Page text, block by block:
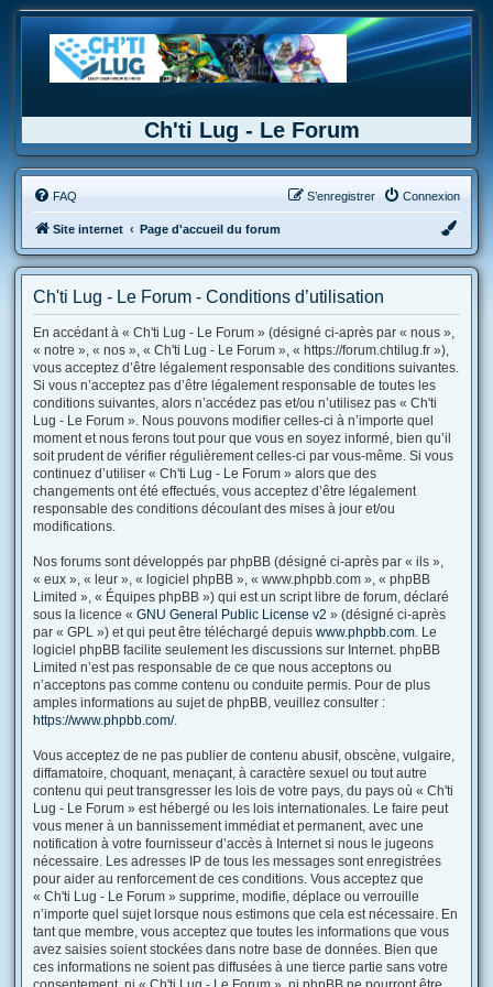
Ch'ti Lug - Le Forum
FAQ Connexion
S’enregistrer
Site internet Page d'accueil du forum
Ch'ti Lug - Le Forum - Conditions d’utilisation
En accédant à « Ch'ti Lug - Le Forum » (désigné ci-après par « nous »,
« notre », « nos », « Ch'ti Lug - Le Forum », « https://forum.chtilug.fr »),
vous acceptez d’être légalement responsable des conditions suivantes.
Si vous n’acceptez pas d’être légalement responsable de toutes les
conditions suivantes, alors n’accédez pas et/ou n’utilisez pas « Ch'ti
Lug - Le Forum ». Nous pouvons modifier celles-ci à n’importe quel
moment et nous ferons tout pour que vous en soyez informé, bien qu’il
soit prudent de vérifier régulièrement celles-ci par vous-même. Si vous
continuez d’utiliser « Ch'ti Lug - Le Forum » alors que des
changements ont été effectués, vous acceptez d’être légalement
responsable des conditions découlant des mises à jour et/ou
modifications.
Nos forums sont développés par phpBB (désigné ci-après par « ils »,
« eux », « leur », « logiciel phpBB », « www.phpbb.com », « phpBB
Limited », « Équipes phpBB ») qui est un script libre de forum, déclaré
sous la licence « GNU General Public License v2 » (désigné ci-après
par « GPL ») et qui peut être téléchargé depuis www.phpbb.com. Le
logiciel phpBB facilite seulement les discussions sur Internet. phpBB
Limited n’est pas responsable de ce que nous acceptons ou
n’acceptons pas comme contenu ou conduite permis. Pour de plus
amples informations au sujet de phpBB, veuillez consulter :
https://www.phpbb.com/.
Vous acceptez de ne pas publier de contenu abusif, obscène, vulgaire,
diffamatoire, choquant, menaçant, à caractère sexuel ou tout autre
contenu qui peut transgresser les lois de votre pays, du pays où « Ch'ti
Lug - Le Forum » est hébergé ou les lois internationales. Le faire peut
vous mener à un bannissement immédiat et permanent, avec une
notification à votre fournisseur d’accès à Internet si nous le jugeons
nécessaire. Les adresses IP de tous les messages sont enregistrées
pour aider au renforcement de ces conditions. Vous acceptez que
« Ch'ti Lug - Le Forum » supprime, modifie, déplace ou verrouille
n’importe quel sujet lorsque nous estimons que cela est nécessaire. En
tant que membre, vous acceptez que toutes les informations que vous
avez saisies soient stockées dans notre base de données. Bien que
ces informations ne soient pas diffusées à une tierce partie sans votre